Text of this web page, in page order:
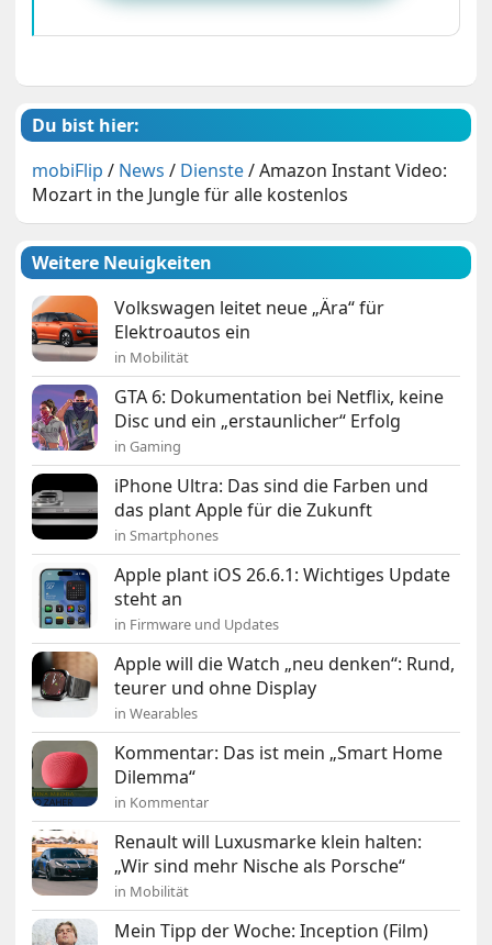
Du bist hier:
mobiFlip / News / Dienste/Amazon Instant Video:
Mozart in the Jungle für alle kostenlos
Weitere Neuigkeiten
Volkswagen leitet neue „Ära“ für
Elektroautos ein
in Mobilität
GTA 6: Dokumentation bei Netflix, keine
Disc und ein „erstaunlicher“ Erfolg
in Gaming
iPhone Ultra: Das sind die Farben und
das plant Apple für die Zukunft
in Smartphones
Apple plant iOS 26.6.1: Wichtiges Update
steht an
in Firmware und Updates
Apple will die Watch „neu denken“: Rund,
teurer und ohne Display
in Wearables
Kommentar: Das ist mein „Smart Home
Dilemma“
in Kommentar
Renault will Luxusmarke klein halten:
„Wir sind mehr Nische als Porsche“
in Mobilität
Mein Tipp der Woche: Inception (Film)